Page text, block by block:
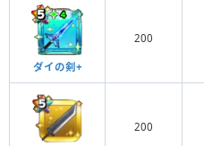
ダイの剣+
200
200